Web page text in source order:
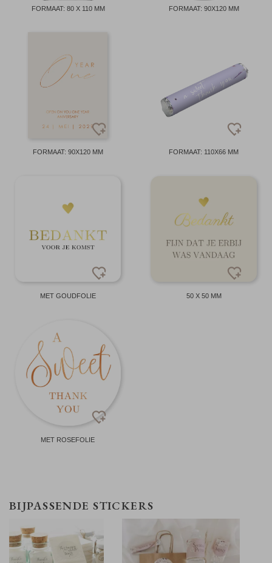
FORMAAT: 80 X 110 MM FORMAAT: 90X120 MM
FORMAAT: 90X120 MM FORMAAT: 110X66 MM
MET GOUDFOLIE 50 X 50 MM
MET ROSEFOLIE
BIJPASSENDE STICKERS